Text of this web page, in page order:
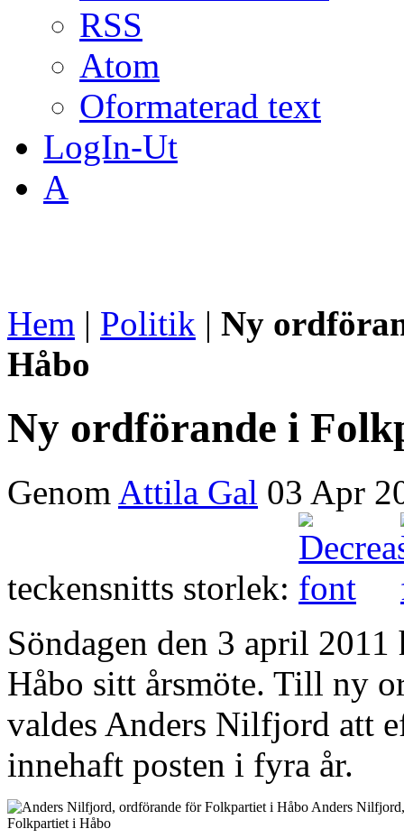
RSS
Atom
Oformaterad text
LogIn-Ut
A
Hem | Politik | Ny
Håbo
Ny ordförande i
Genom Attila Gal 03 Apr
teckensnitts storlek:
Söndagen den 3 april
Håbo sitt årsmöte. Till ny
valdes Anders Nilfjord att
innehaft posten i fyra år.
Anders
Folkpartiet i Håbo